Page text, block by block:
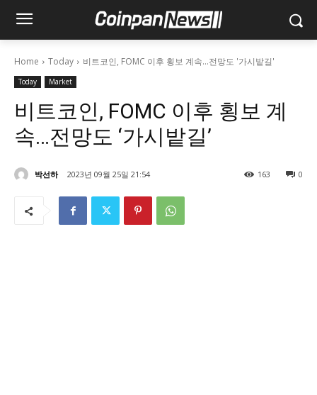
Home Today 비트코인, FOMC 이후 횡보 계속…전망도 '가시밭길'
Today Market
비트코인, FOMC 이후 횡보 계
속…전망도 ‘가시밭길’
박선하 2023년 09월 25일 21:54 0
163